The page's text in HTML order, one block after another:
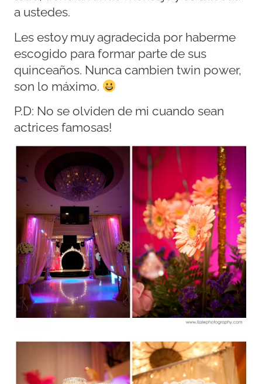
a ustedes.
Les estoy muy agradecida por haberme
escogido para formar parte de sus
quinceaños. Nunca cambien twin power,
son lo máximo.
P.D: No se olviden de mi cuando sean
actrices famosas!